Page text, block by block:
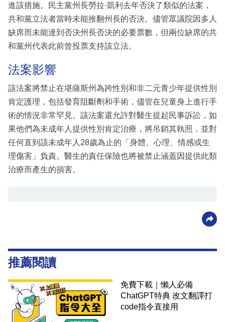
進該措施。民主黨州長勞拉·凱利去年否決了類似的法案，
共和黨立法者當時未能推翻州長的否決。儘管眾議院因多人
缺席而未能達到否決州長否決的必要票數，但兩位缺席的共
和黨州代表此前曾投票支持該立法。
法案影響
該法案將禁止在堪薩斯州為跨性別和非二元青少年提供性別
肯定護理，包括發育阻斷劑和手術，儘管在兒童身上進行手
術的情況非常罕見。該法案還允許對醫生提起民事訴訟，如
果他們為未成年人提供性別肯定治療，將吊銷其執照，並對
任何直到該未成年人28歲為止的「身體、心理、情感或生
理傷害」負責。醫生的責任保險也將被禁止涵蓋因提供此類
治療而產生的損害。
推薦閱讀
免費下載｜懶人必備
ChatGPT特典 改文翻譯打
code指令直接用